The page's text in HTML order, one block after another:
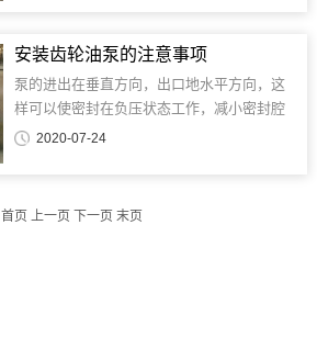
系列风冷式高温导热油......
安装齿轮油泵的注意事项
泵的进出在垂直方向，出口地水平方向，这
样可以使密封在负压状态工作，减小密封腔
的压力，旋向：从出口方向看逆时针旋转。
2020-07-24
首页 上一页 下一页 末页